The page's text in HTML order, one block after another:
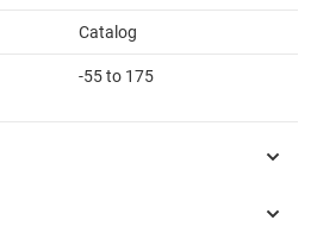
Catalog
-55 to 175